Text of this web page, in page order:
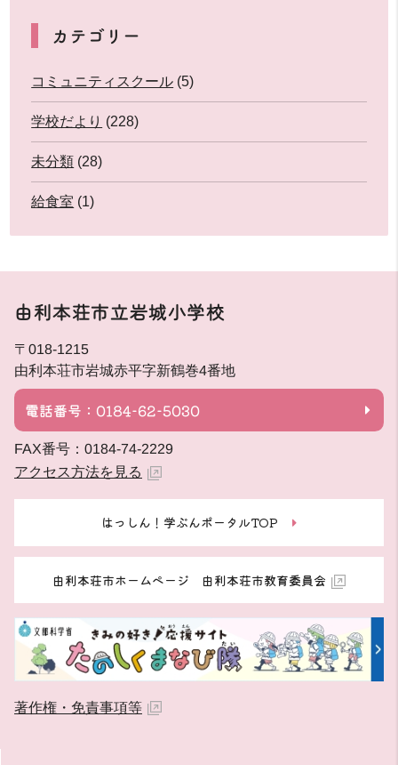
カテゴリー
コミュニティスクール (5)
学校だより (228)
未分類 (28)
給食室 (1)
由利本荘市立岩城小学校
〒018-1215
由利本荘市岩城赤平字新鶴巻4番地
電話番号：0184-62-5030
FAX番号：0184-74-2229
アクセス方法を見る
はっしん！学ぶんポータルTOP
由利本荘市ホームページ 由利本荘市教育委員会
著作権・免責事項等